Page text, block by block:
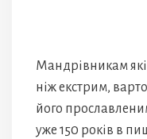
Мандрівникам
ніж екстрим,
його
уже 150 років в